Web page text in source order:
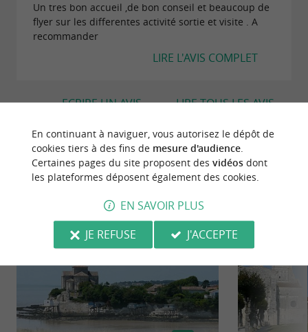
Un tres bon accueil ,de bon conseil et beaucoup de
flyer sur les differentes activité sortie et visite . A
recommander
LIRE L'AVIS COMPLET
LIRE TOUS LES AVIS
ECRIRE UN AVIS
BALADESÀ PROXIMITÉ
En continuant à naviguer, vous autorisez le dépôt de
cookies tiers à des fins de mesure d'audience.
Certaines pages du site proposent des vidéosdont
les plateformes déposent également des cookies.
EN SAVOIR PLUS
JE REFUSE
J'ACCEPTE